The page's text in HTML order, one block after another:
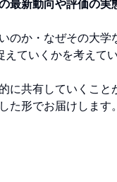
最新動向や評価の実
のか・なぜその大学
えていくかを考えて
に共有していくこと
た形でお届けします